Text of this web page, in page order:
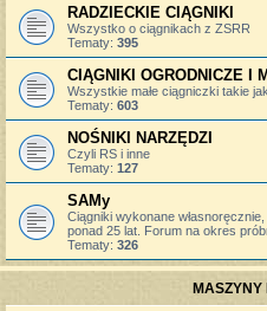
RADZIECKIE CIĄGNIKI
Wszystko o ciągnikach z ZSRR
Tematy: 395
CIĄGNIKI OGRODNICZE I
Wszystkie małe ciągniczki takie
Tematy: 603
NOŚNIKI NARZĘDZI
Czyli RS i inne
Tematy: 127
SAMy
Ciągniki wykonane
ponad 25 lat. Forum na okres
Tematy: 326
MASZYNY